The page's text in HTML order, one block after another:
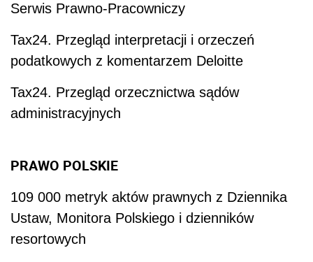
Serwis Prawno-Pracowniczy
Tax24. Przegląd interpretacji i orzeczeń
podatkowych z komentarzem Deloitte
Tax24. Przegląd orzecznictwa sądów
administracyjnych
PRAWO POLSKIE
109 000 metryk aktów prawnych z Dziennika
Ustaw, Monitora Polskiego i dzienników
resortowych